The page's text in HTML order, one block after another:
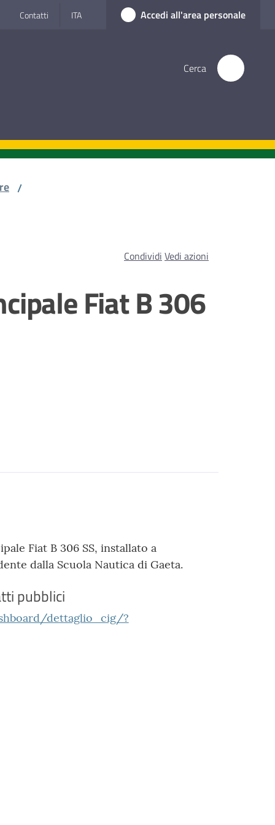
Contatti ITA Accedi all'area personale
Cerca
/
Fiat B 306
Condividi Vedi azioni
Fiat B 306 SS, installato a
dalla Scuola Nautica di Gaeta.
pubblici
dettaglio_cig/?